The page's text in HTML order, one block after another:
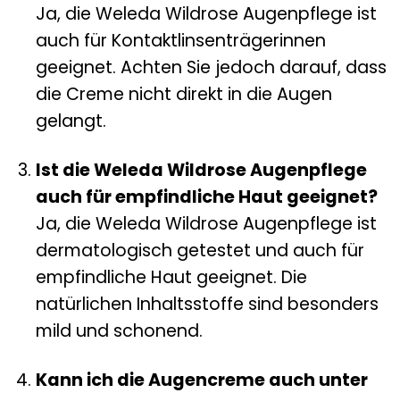
Ja, die Weleda Wildrose Augenpflege ist
auch für Kontaktlinsenträgerinnen
geeignet. Achten Sie jedoch darauf, dass
die Creme nicht direkt in die Augen
gelangt.
Ist die Weleda Wildrose Augenpflege
auch für empfindliche Haut geeignet?
Ja, die Weleda Wildrose Augenpflege ist
dermatologisch getestet und auch für
empfindliche Haut geeignet. Die
natürlichen Inhaltsstoffe sind besonders
mild und schonend.
Kann ich die Augencreme auch unter